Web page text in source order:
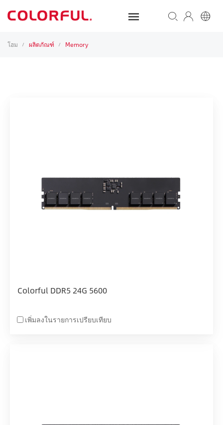
โฮม / ผลิตภัณฑ์ / Memory
Colorful DDR5 24G 5600
เพิ่มลงในรายการเปรียบเทียบ